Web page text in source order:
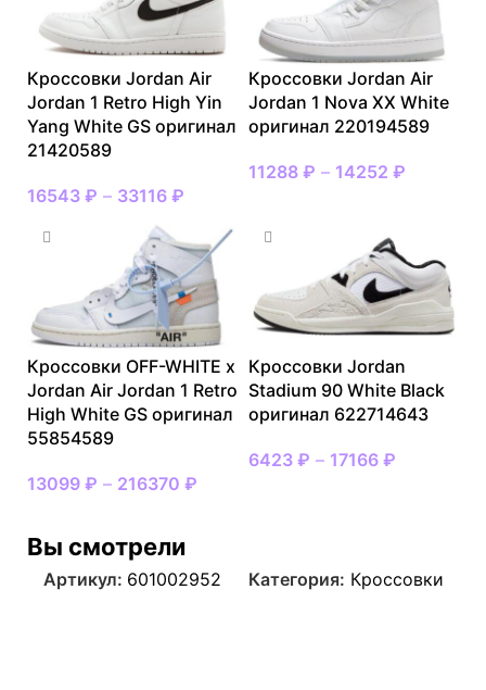
Кроссовки Jordan Air
Jordan 1 Retro High Yin
Yang White GS оригинал
21420589
16543 ₽ – 33116 ₽
Кроссовки Jordan Air
Jordan 1 Nova XX White
оригинал 220194589
11288 ₽ – 14252 ₽
Кроссовки OFF-WHITE x
Jordan Air Jordan 1 Retro
High White GS оригинал
55854589
13099 ₽ – 216370 ₽
Кроссовки Jordan
Stadium 90 White Black
оригинал 622714643
6423 ₽ – 17166 ₽
Вы смотрели
Артикул: 601002952 Категория: Кроссовки